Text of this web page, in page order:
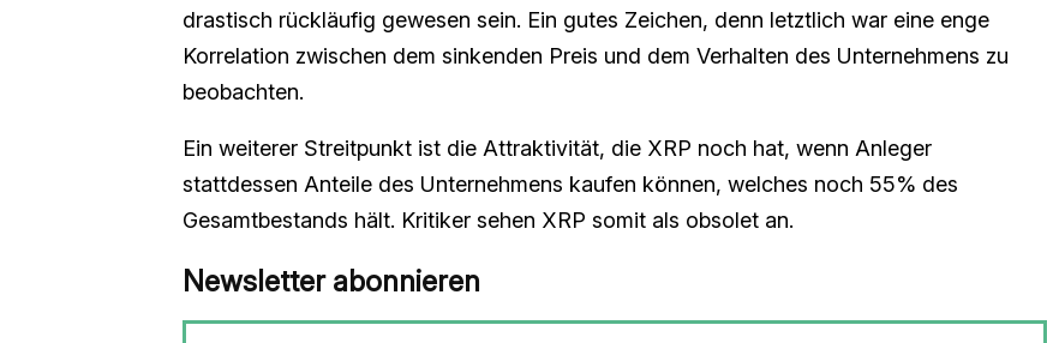
drastisch rückläufig gewesen sein. Ein gutes Zeichen, denn letztlich war eine enge
Korrelation zwischen dem sinkenden Preis und dem Verhalten des Unternehmens zu
beobachten.
Ein weiterer Streitpunkt ist die Attraktivität, die XRP noch hat, wenn Anleger
stattdessen Anteile des Unternehmens kaufen können, welches noch 55% des
Gesamtbestands hält. Kritiker sehen XRP somit als obsolet an.
Newsletter abonnieren